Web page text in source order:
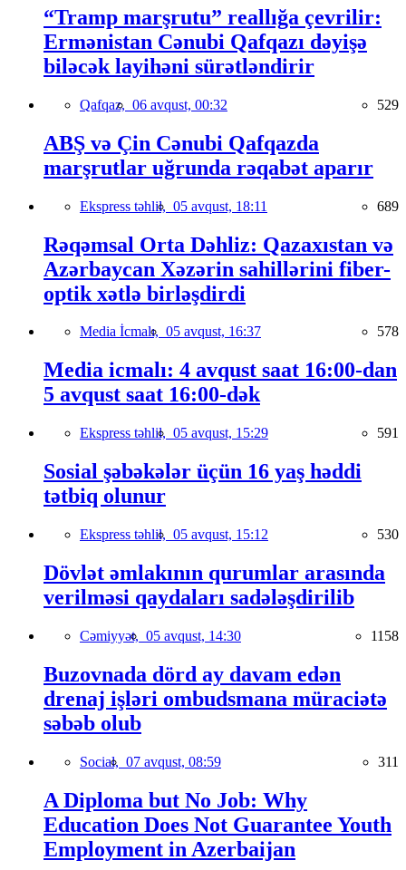
“Tramp marşrutu” reallığa çevrilir:
Ermənistan Cənubi Qafqazı dəyişə
biləcək layihəni sürətləndirir
Qafqaz, 06 avqust, 00:32 529
ABŞ və Çin Cənubi Qafqazda
marşrutlar uğrunda rəqabət aparır
Ekspress təhlil, 05 avqust, 18:11 689
Rəqəmsal Orta Dəhliz: Qazaxıstan və
Azərbaycan Xəzərin sahillərini fiber-
optik xətlə birləşdirdi
Media İcmalı, 05 avqust, 16:37 578
Media icmalı: 4 avqust saat 16:00-dan
5 avqust saat 16:00-dək
Ekspress təhlil, 05 avqust, 15:29 591
Sosial şəbəkələr üçün 16 yaş həddi
tətbiq olunur
Ekspress təhlil, 05 avqust, 15:12 530
Dövlət əmlakının qurumlar arasında
verilməsi qaydaları sadələşdirilib
Cəmiyyət, 05 avqust, 14:30 1158
Buzovnada dörd ay davam edən
drenaj işləri ombudsmana müraciətə
səbəb olub
Social, 07 avqust, 08:59 311
A Diploma but No Job: Why
Education Does Not Guarantee Youth
Employment in Azerbaijan